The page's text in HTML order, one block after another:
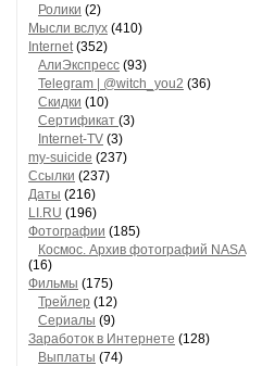
Ролики (2)
Мысли вслух (410)
Internet(352)
АлиЭкспресс (93)
Telegram | @witch_you2 (36)
Скидки (10)
Сертификат (3)
Internet-TV (3)
my-suicide (237)
Ссылки (237)
Даты (216)
LI.RU (196)
Фотографии (185)
Космос. Архив фотографий NASA
(16)
Фильмы (175)
Трейлер (12)
Сериалы (9)
Заработок в Интернете (128)
Выплаты (74)